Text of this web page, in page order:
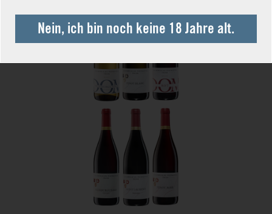
Nein, ich bin noch keine 18 Jahre alt.